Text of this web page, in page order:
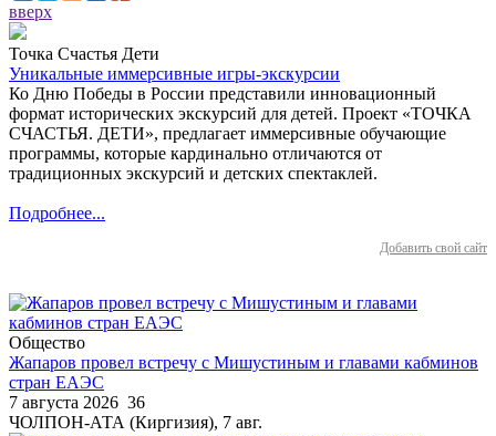
вверх
Точка Счастья Дети
Уникальные иммерсивные игры-экскурсии
Ко Дню Победы в России представили инновационный
формат исторических экскурсий для детей. Проект «ТОЧКА
СЧАСТЬЯ. ДЕТИ», предлагает иммерсивные обучающие
программы, которые кардинально отличаются от
традиционных экскурсий и детских спектаклей.
Подробнее...
Добавить свой сайт
Общество
Жапаров провел встречу с Мишустиным и главами кабминов
стран ЕАЭС
7 августа 2026 36
ЧОЛПОН-АТА (Киргизия), 7 авг.